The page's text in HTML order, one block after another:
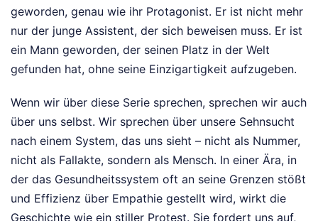
geworden, genau wie ihr Protagonist. Er ist nicht mehr
nur der junge Assistent, der sich beweisen muss. Er ist
ein Mann geworden, der seinen Platz in der Welt
gefunden hat, ohne seine Einzigartigkeit aufzugeben.
Wenn wir über diese Serie sprechen, sprechen wir auch
über uns selbst. Wir sprechen über unsere Sehnsucht
nach einem System, das uns sieht – nicht als Nummer,
nicht als Fallakte, sondern als Mensch. In einer Ära, in
der das Gesundheitssystem oft an seine Grenzen stößt
und Effizienz über Empathie gestellt wird, wirkt die
Geschichte wie ein stiller Protest. Sie fordert uns auf,